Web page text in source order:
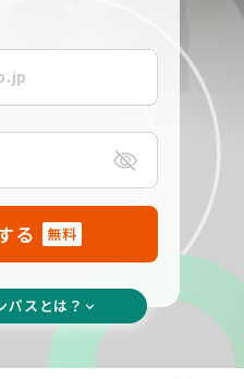
る 無料
パスとは？